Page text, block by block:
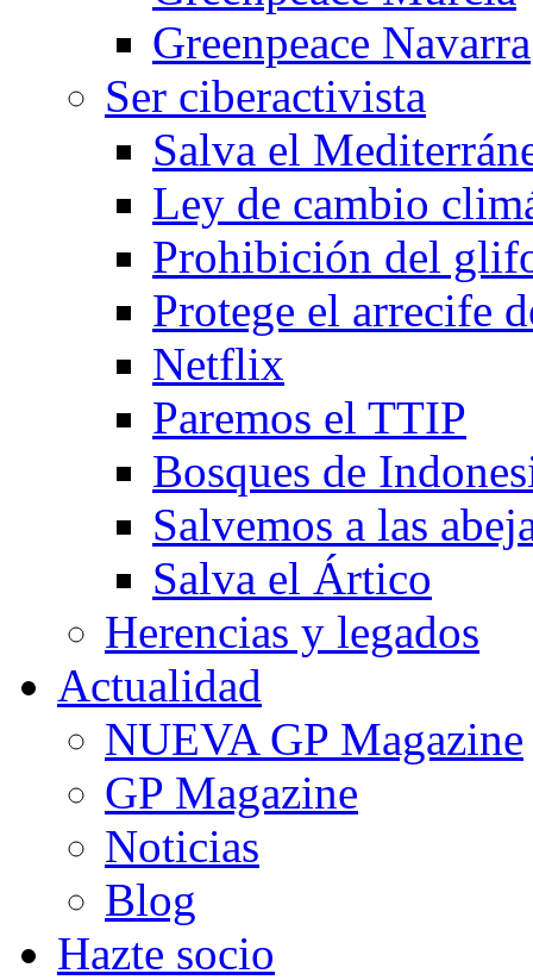
Greenpeace Navarra
Ser ciberactivista
Salva el
Ley de cambio
Prohibición del
Protege el arrecife
Netflix
Paremos el TTIP
Bosques de
Salvemos a las
Salva el Ártico
Herencias y legados
Actualidad
NUEVA GP Magazine
GP Magazine
Noticias
Blog
Hazte socio